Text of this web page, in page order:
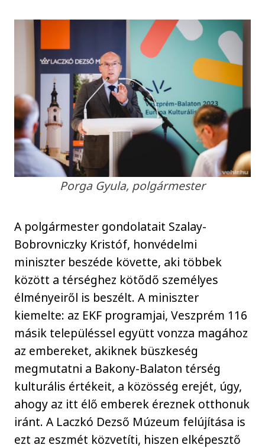
Porga Gyula, polgármester
A polgármester gondolatait Szalay-
Bobrovniczky Kristóf, honvédelmi
miniszter beszéde követte, aki többek
között a térséghez kötődő személyes
élményeiről is beszélt. A miniszter
kiemelte: az EKF programjai, Veszprém 116
másik településsel együtt vonzza magához
az embereket, akiknek büszkeség
megmutatni a Bakony-Balaton térség
kulturális értékeit, a közösség erejét, úgy,
ahogy az itt élő emberek éreznek otthonuk
iránt. A Laczkó Dezső Múzeum felújítása is
ezt az eszmét közvetíti, hiszen elképesztő